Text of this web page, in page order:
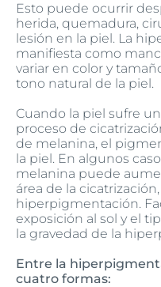
Esto puede ocurrir
herida, quemadura,
lesión en la piel. La
manifiesta como
variar en color y
tono natural de la piel.
Cuando la piel sufre
proceso de
de melanina, el
la piel. En algunos
melanina puede
área de la
hiperpigmentación.
exposición al sol y el
la gravedad de la
Entre la
cuatro formas: